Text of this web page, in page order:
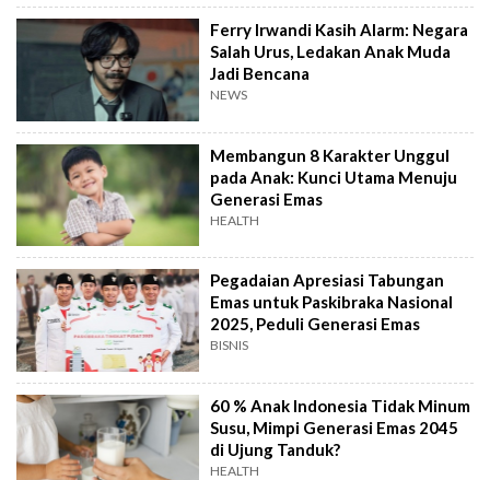
Ferry Irwandi Kasih Alarm: Negara
Salah Urus, Ledakan Anak Muda
Jadi Bencana
NEWS
Membangun 8 Karakter Unggul
pada Anak: Kunci Utama Menuju
Generasi Emas
HEALTH
Pegadaian Apresiasi Tabungan
Emas untuk Paskibraka Nasional
2025, Peduli Generasi Emas
BISNIS
60 % Anak Indonesia Tidak Minum
Susu, Mimpi Generasi Emas 2045
di Ujung Tanduk?
HEALTH